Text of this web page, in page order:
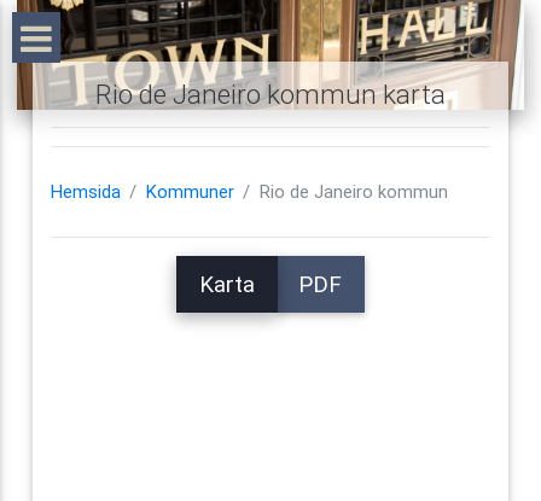
Rio de Janeiro kommun karta
Hemsida Kommuner Rio de Janeiro kommun
Karta PDF